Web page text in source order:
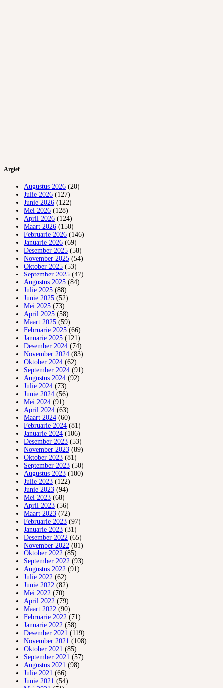
Argief
Augustus 2026 (20)
Julie 2026 (127)
Junie 2026 (122)
Mei 2026 (128)
April 2026 (124)
Maart 2026 (150)
Februarie 2026 (146)
Januarie 2026 (69)
Desember 2025 (58)
November 2025 (54)
Oktober 2025 (53)
September 2025 (47)
Augustus 2025 (84)
Julie 2025 (88)
Junie 2025 (52)
Mei 2025 (73)
April 2025 (58)
Maart 2025 (59)
Februarie 2025 (66)
Januarie 2025 (121)
Desember 2024 (74)
November 2024 (83)
Oktober 2024 (62)
September 2024 (91)
Augustus 2024 (92)
Julie 2024 (73)
Junie 2024 (56)
Mei 2024 (91)
April 2024 (63)
Maart 2024 (60)
Februarie 2024 (81)
Januarie 2024 (106)
Desember 2023 (53)
November 2023 (89)
Oktober 2023 (81)
September 2023 (50)
Augustus 2023 (100)
Julie 2023 (122)
Junie 2023 (94)
Mei 2023 (68)
April 2023 (56)
Maart 2023 (72)
Februarie 2023 (97)
Januarie 2023 (31)
Desember 2022 (65)
November 2022 (81)
Oktober 2022 (85)
September 2022 (93)
Augustus 2022 (91)
Julie 2022 (62)
Junie 2022 (82)
Mei 2022 (70)
April 2022 (79)
Maart 2022 (90)
Februarie 2022 (71)
Januarie 2022 (58)
Desember 2021 (119)
November 2021 (108)
Oktober 2021 (85)
September 2021 (57)
Augustus 2021 (98)
Julie 2021 (66)
Junie 2021 (54)